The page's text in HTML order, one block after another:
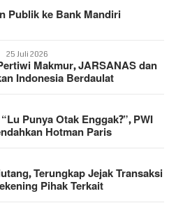
Publik ke Bank Mandiri
25 Juli 2026
Makmur, JARSANAS dan
Indonesia Berdaulat
Punya Otak Enggak?”, PWI
Hotman Paris
Terungkap Jejak Transaksi
Pihak Terkait